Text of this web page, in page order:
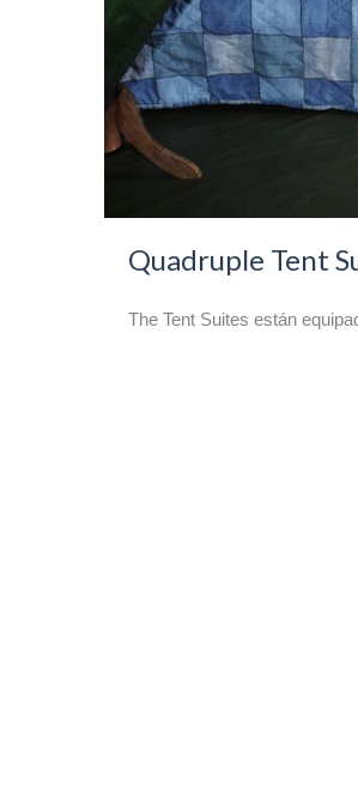
Quadruple Tent
The Tent Suites están